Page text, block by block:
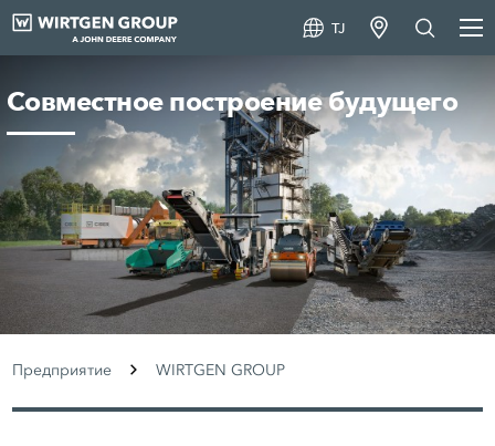
TJ
Совместное построение будущего
Предприятие WIRTGEN GROUP